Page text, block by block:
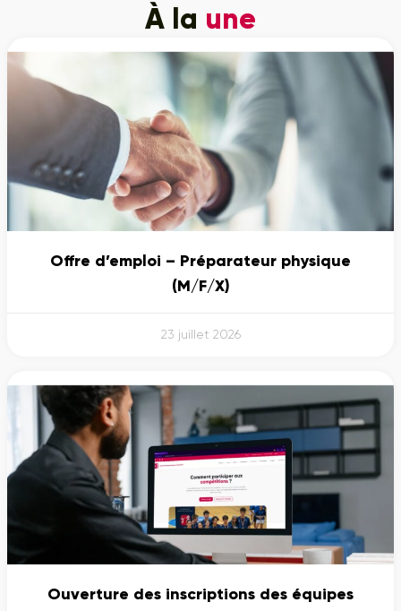
À la une
Offre d’emploi – Préparateur physique
(M/F/X)
23 juillet 2026
Ouverture des inscriptions des équipes